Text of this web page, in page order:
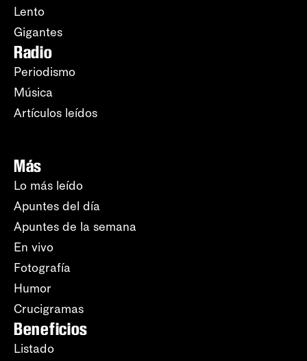
Lento
Gigantes
Radio
Periodismo
Música
Artículos leídos
Más
Lo más leído
Apuntes del día
Apuntes de la semana
En vivo
Fotografía
Humor
Crucigramas
Beneficios
Listado